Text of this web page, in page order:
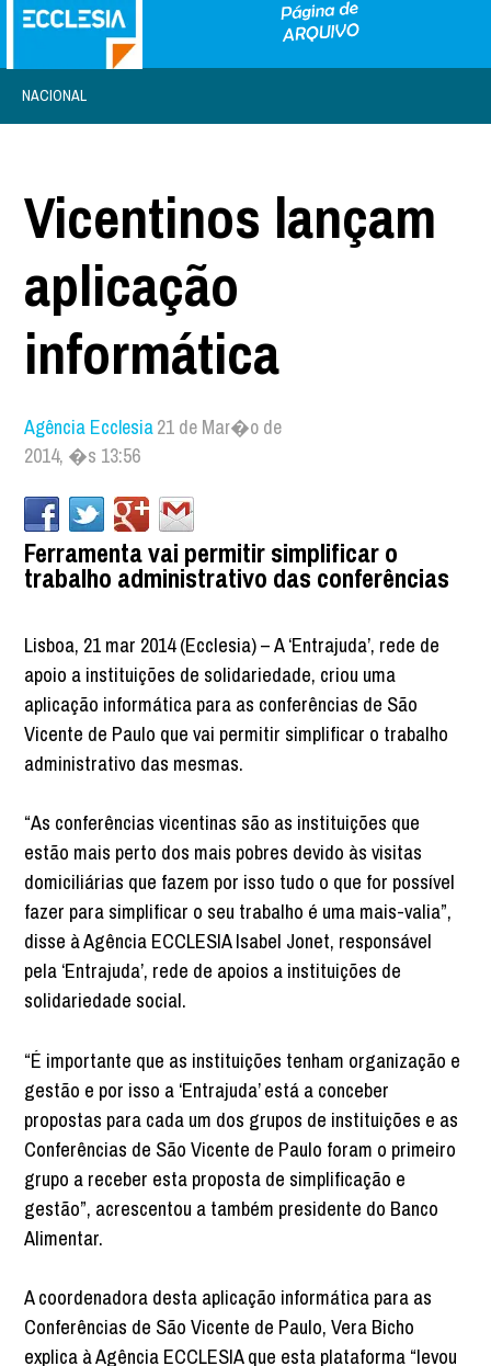
NACIONAL
Vicentinos lançam
aplicação
informática
Agência Ecclesia21 de Mar�o de
2014, �s 13:56
Ferramenta vai permitir simplificar o
trabalho administrativo das conferências
Lisboa, 21 mar 2014 (Ecclesia) – A ‘Entrajuda’, rede de
apoio a instituições de solidariedade, criou uma
aplicação informática para as conferências de São
Vicente de Paulo que vai permitir simplificar o trabalho
administrativo das mesmas.
“As conferências vicentinas são as instituições que
estão mais perto dos mais pobres devido às visitas
domiciliárias que fazem por isso tudo o que for possível
fazer para simplificar o seu trabalho é uma mais-valia”,
disse à Agência ECCLESIA Isabel Jonet, responsável
pela ‘Entrajuda’, rede de apoios a instituições de
solidariedade social.
“É importante que as instituições tenham organização e
gestão e por isso a ‘Entrajuda’ está a conceber
propostas para cada um dos grupos de instituições e as
Conferências de São Vicente de Paulo foram o primeiro
grupo a receber esta proposta de simplificação e
gestão”, acrescentou a também presidente do Banco
Alimentar.
A coordenadora desta aplicação informática para as
Conferências de São Vicente de Paulo, Vera Bicho
explica à Agência ECCLESIA que esta plataforma “levou